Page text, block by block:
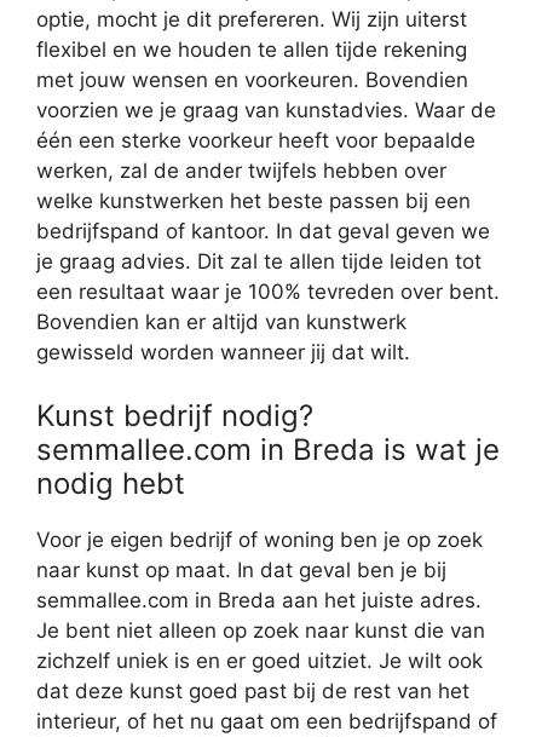
optie, mocht je dit prefereren. Wij zijn uiterst
flexibel en we houden te allen tijde rekening
met jouw wensen en voorkeuren. Bovendien
voorzien we je graag van kunstadvies. Waar de
één een sterke voorkeur heeft voor bepaalde
werken, zal de ander twijfels hebben over
welke kunstwerken het beste passen bij een
bedrijfspand of kantoor. In dat geval geven we
je graag advies. Dit zal te allen tijde leiden tot
een resultaat waar je 100% tevreden over bent.
Bovendien kan er altijd van kunstwerk
gewisseld worden wanneer jij dat wilt.
Kunst bedrijf nodig?
semmallee.com in Breda is wat je
nodig hebt
Voor je eigen bedrijf of woning ben je op zoek
naar kunst op maat. In dat geval ben je bij
semmallee.com in Breda aan het juiste adres.
Je bent niet alleen op zoek naar kunst die van
zichzelf uniek is en er goed uitziet. Je wilt ook
dat deze kunst goed past bij de rest van het
interieur, of het nu gaat om een bedrijfspand of